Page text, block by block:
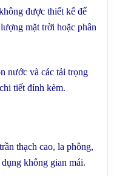
được thiết kế để
mặt trời hoặc phân
nước và các tải trọng
tiết đính kèm.
thạch cao, la phông,
không gian mái.